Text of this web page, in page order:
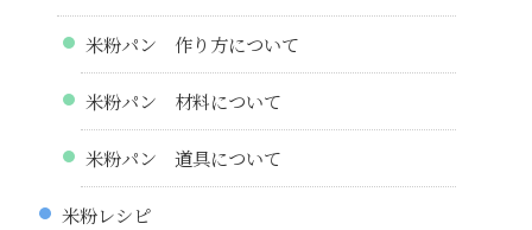
米粉パン 作り方について
米粉パン 材料について
米粉パン 道具について
米粉レシピ